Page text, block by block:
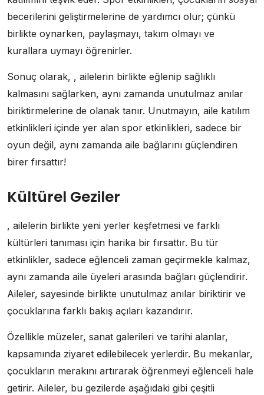
becerilerini geliştirmelerine de yardımcı olur; çünkü
birlikte oynarken, paylaşmayı, takım olmayı ve
kurallara uymayı öğrenirler.
Sonuç olarak, , ailelerin birlikte eğlenip sağlıklı
kalmasını sağlarken, aynı zamanda unutulmaz anılar
biriktirmelerine de olanak tanır. Unutmayın, aile katılım
etkinlikleri içinde yer alan spor etkinlikleri, sadece bir
oyun değil, aynı zamanda aile bağlarını güçlendiren
birer fırsattır!
Kültürel Geziler
, ailelerin birlikte yeni yerler keşfetmesi ve farklı
kültürleri tanıması için harika bir fırsattır. Bu tür
etkinlikler, sadece eğlenceli zaman geçirmekle kalmaz,
aynı zamanda aile üyeleri arasında bağları güçlendirir.
Aileler, sayesinde birlikte unutulmaz anılar biriktirir ve
çocuklarına farklı bakış açıları kazandırır.
Özellikle müzeler, sanat galerileri ve tarihi alanlar,
kapsamında ziyaret edilebilecek yerlerdir. Bu mekanlar,
çocukların merakını artırarak öğrenmeyi eğlenceli hale
getirir. Aileler, bu gezilerde aşağıdaki gibi çeşitli